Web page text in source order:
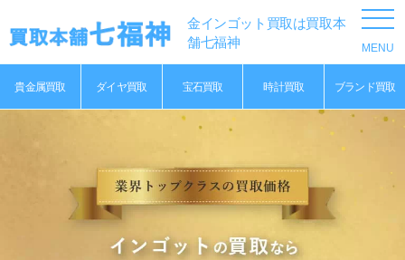
金インゴット買取は買取本
舗七福神
貴金属買取 ダイヤ買取 宝石買取 時計買取 ブランド買取